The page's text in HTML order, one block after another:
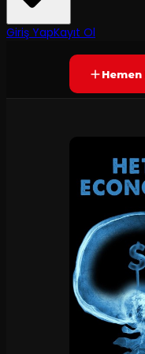
Giriş YapKayıt OlYAKINDA
Hemen